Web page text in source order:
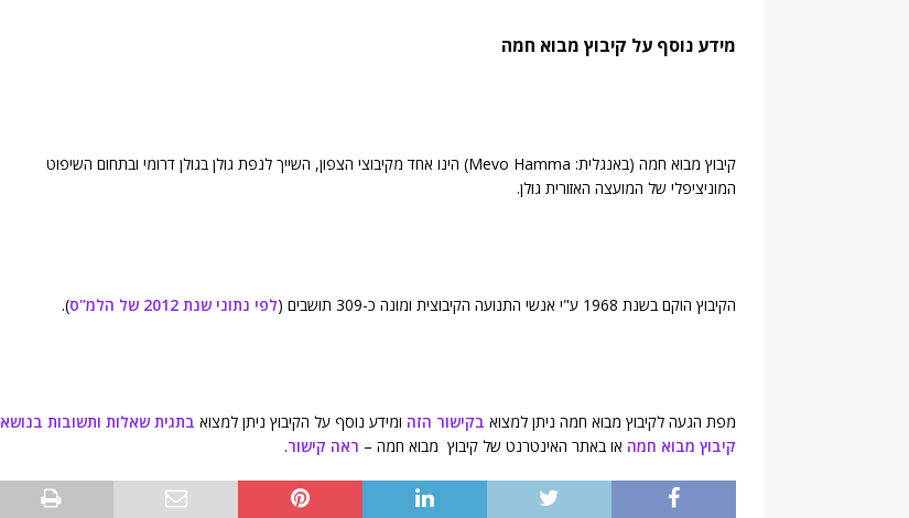
מידע נוסף על קיבוץ מבוא חמה
קיבוץ מבוא חמה (באנגלית: Mevo Hamma) הינו אחד מקיבוצי הצפון, השייך לנפת גולן בגולן דרומי ובתחום השיפוט
המוניציפלי של המועצה האזורית גולן.
הקיבוץ הוקם בשנת 1968 ע"י אנשי התנועה הקיבוצית ומונה כ-309 תושבים ( לפי נתוני שנת 2012 של הלמ"ס ).
מפת הגעה לקיבוץ מבוא חמה ניתן למצוא בקישור הזה ומידע נוסף על הקיבוץ ניתן למצוא בתגית שאלות ותשובות בנושא
קיבוץ מבוא חמה או באתר האינטרנט של קיבוץ מבוא חמה – ראה קישור.